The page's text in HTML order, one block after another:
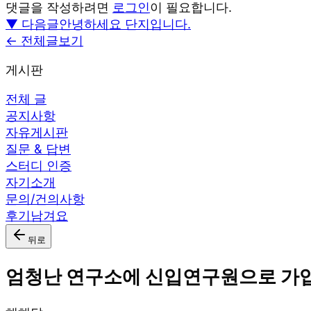
댓글을 작성하려면 로그인이 필요합니다.
▼ 다음글안녕하세요 단지입니다.
← 전체글보기
게시판
전체 글
공지사항
자유게시판
질문 & 답변
스터디 인증
자기소개
문의/건의사항
후기남겨요
뒤로
엄청난 연구소에 신입연구원으로 가